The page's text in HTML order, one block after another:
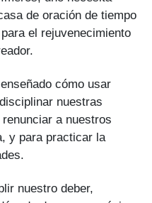
de oración de tiempo
el rejuvenecimiento
cómo usar
nuestras
a nuestros
y para practicar la
nuestro deber,